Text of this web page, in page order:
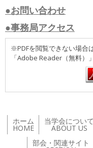
●お問い合わせ
●事務局アクセス
※PDFを閲覧できない場合
「Adobe Reader（無料）
ホーム
HOME
当学会について
ABOUT US
部会・関連サイト